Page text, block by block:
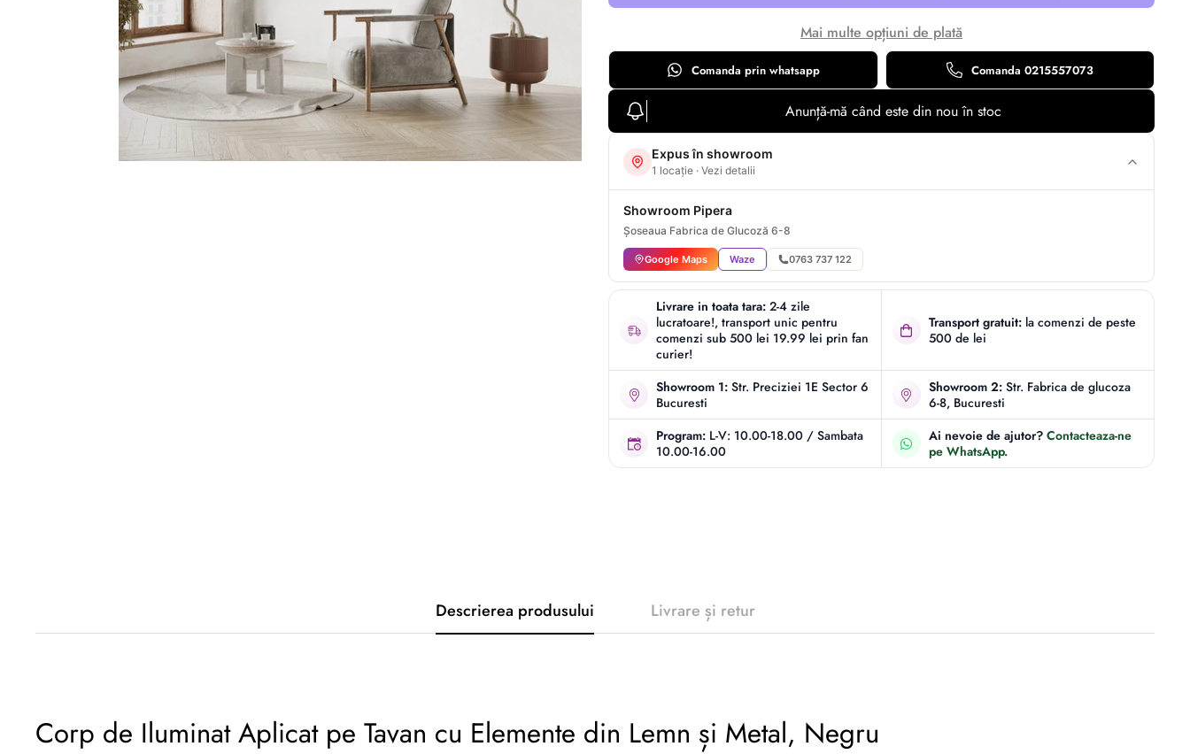
Mai multe opțiuni de plată
Comanda prin whatsapp Comanda 0215557073
Anunță-mă când este din nou în stoc
Expus în showroom
1 locație · Vezi detalii
Showroom Pipera
Șoseaua Fabrica de Glucoză 6-8
Google Maps Waze 0763 737 122
Livrare in toata tara: 2-4 zile
lucratoare!, transport unic pentru
comenzi sub 500 lei 19.99 lei prin fan
curier!
Transport gratuit: la comenzi de peste
500 de lei
Showroom 1: Str. Preciziei 1E Sector 6
Bucuresti
Showroom 2: Str. Fabrica de glucoza
6-8, Bucuresti
Program: L-V: 10.00-18.00 / Sambata
10.00-16.00
Ai nevoie de ajutor? Contacteaza-ne
pe WhatsApp.
Descrierea produsului Livrare și retur
Corp de Iluminat Aplicat pe Tavan cu Elemente din Lemn și Metal, Negru